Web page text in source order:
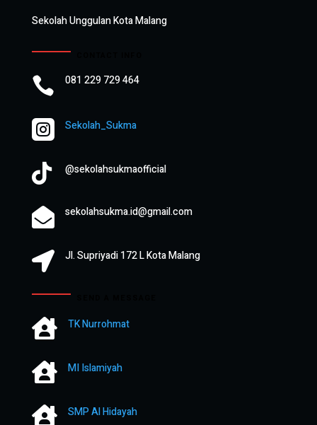
Sekolah Unggulan Kota Malang
 081 229 729 464
 Sekolah_Sukma
 @sekolahsukmaofficial
 sekolahsukma.id@gmail.com
 Jl. Supriyadi 172 L Kota Malang
 TK Nurrohmat
 MI Islamiyah
 SMP Al Hidayah